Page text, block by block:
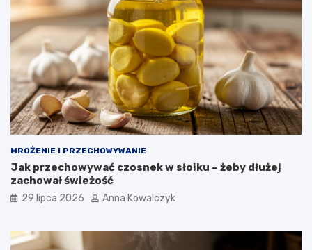
MROŻENIE I PRZECHOWYWANIE
Jak przechowywać czosnek w słoiku – żeby dłużej
zachował świeżość
29 lipca 2026 Anna Kowalczyk